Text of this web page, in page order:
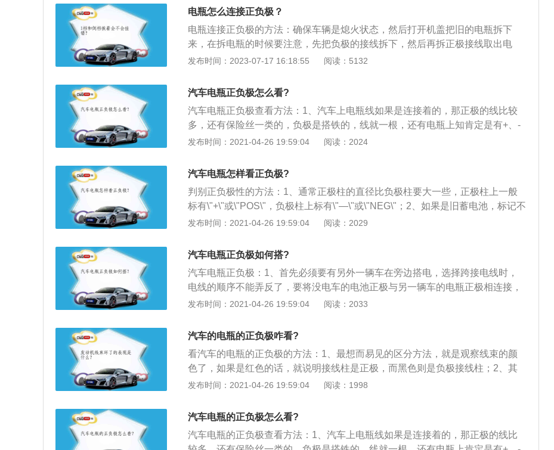
接线柱连接时，即便是碰到了车身，也没有影响，因为车身也是负极，有的车电
瓶负极不好接，就需要接到车身上。2.打着火后拆电瓶连接线的顺序刚好相反，
先拆负极后拆正极。搭电千万不要先把一辆车的正负极都接好，再接另一辆车的
正负极，这样不但会有短路的风险，接错的可能性也会增加。要一根线都接后再
接另一根，电瓶的正极接正极，负极接负极，千万不要接反。
电瓶怎么连接正负极？
电瓶连接正负极的方法：确保车辆是熄火状态，然后打开机盖把旧的电瓶拆下
来，在拆电瓶的时候要注意，先把负极的接线拆下，然后再拆正极接线取出电
瓶。在安装新电瓶的时候安装的正负极是和拆的顺序反过来的，装的时候先接电
以。汽车电瓶也叫蓄电池，是电池的一种，工作原理就是把化学能转化为电能。
电瓶分为普通蓄电池、干荷蓄电池、免维护蓄电池。
发布时间：2023-07-17 16:18:55 阅读：5132
汽车电瓶正负极怎么看?
汽车电瓶正负极查看方法：1、汽车上电瓶线如果是连接着的，那正极的线比较
多，还有保险丝一类的，负极是搭铁的，线就一根，还有电瓶上知肯定是有+、-
这标志，如果不清楚好好擦擦，能看见的，一般是电瓶正面，左边是正极道，右
的正负提示看电瓶柱的粗细。粗的是正极，回细的是负极用万用表测量方法打开
直流电压挡，用两表笔连接两个答电瓶住，如果上面数据前有“-”号，那么；3、红
表笔连接的那个为正极，黑表笔连接的为正极。如果数据没有“-”号，那么红表笔
那个是正极，黑表笔那个是负极。
发布时间：2021-04-26 19:59:04 阅读：2024
汽车电瓶怎样看正负极?
判别正负极性的方法：1、通常正极柱的直径比负极柱要大一些，正极柱上一般
标有\"+\"或\"POS\"，负极柱上标有\"—\"或\"NEG\"；2、如果是旧蓄电池，标记不
清，可从极柱颜色的不同来区别，正极柱为深褐色，负极柱为灰色；3、如果以
稀硫酸榕液或盐液中，保持适当距离，观察导线端头产生的气泡，气泡多的那根
导线所连接的极柱为蓄电池的负极。
发布时间：2021-04-26 19:59:04 阅读：2029
汽车电瓶正负极如何搭?
汽车电瓶正负极：1、首先必须要有另外一辆车在旁边搭电，选择跨接电线时，
电线的顺序不能弄反了，要将没电车的电池正极与另一辆车的电瓶正极相连接，
另一辆车的负极与没电车发动机舱的金属部分相连达到版接线的目的；2、电线
可以加快充电的速度；3、一定要避免短路。接线和拆线的顺序也不要搞错，否
则会接线端子专接触的时候会打火。
发布时间：2021-04-26 19:59:04 阅读：2033
汽车的电瓶的正负极咋看?
看汽车的电瓶的正负极的方法：1、最想而易见的区分方法，就是观察线束的颜
色了，如果是红色的话，就说明接线柱是正极，而黑色则是负极接线柱；2、其
次，我们和可以查看电瓶上面的标识，通常正极接线柱附近都会有一个“+”符号，
极，极柱细的一端为电瓶负极；3、那么，我们在拆除电瓶线的时候，一定要先
拆掉负极再拆正极，为什么这么说呢。要知道汽车的负极接线柱是跟车身连接在
一起的，再加上车身本来就是金属，所以整车都是通往负极接线柱的。也就是
发布时间：2021-04-26 19:59:04 阅读：1998
汽车电瓶的正负极怎么看?
汽车电瓶的正负极查看方法：1、汽车上电瓶线如果是连接着的，那正极的线比